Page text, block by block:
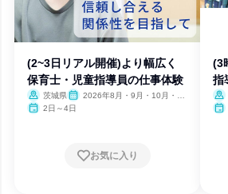
(2~3日リアル開催)より幅広く
保育士・児童指導員の仕事体験
茨城県
2026年8月・9月・10月・11
月・12月
2日～4日
お気に入り
(3
指